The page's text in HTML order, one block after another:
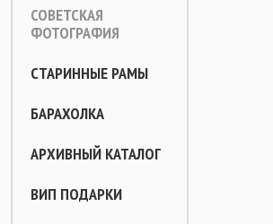
СОВЕТСКАЯ
ФОТОГРАФИЯ
СТАРИННЫЕ РАМЫ
БАРАХОЛКА
АРХИВНЫЙ КАТАЛОГ
ВИП ПОДАРКИ